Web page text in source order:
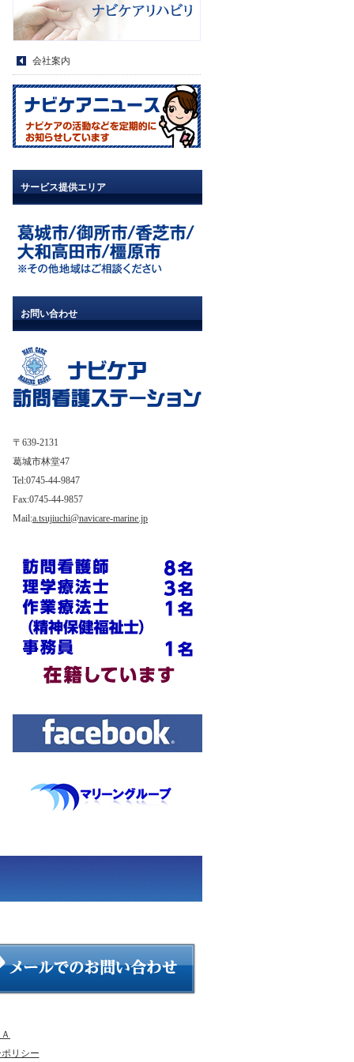
会社案内
サービス提供エリア
お問い合わせ
〒639-2131
葛城市林堂47
Tel:0745-44-9847
Fax:0745-44-9857
Mail:a.tsujiuchi@navicare-marine.jp
リシー